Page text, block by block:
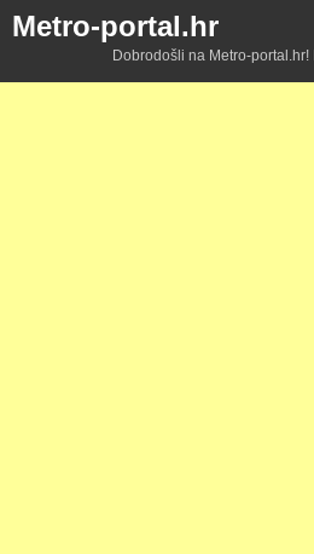
Metro-portal.hr
Dobrodošli na Metro-portal.hr!